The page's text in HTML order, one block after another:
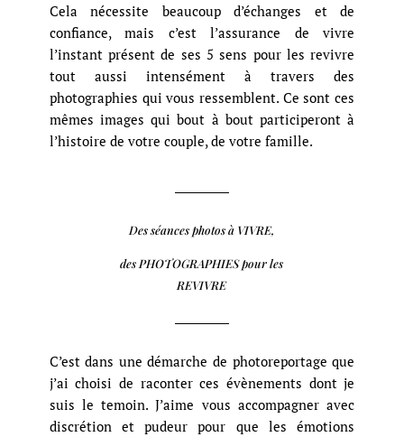
Cela nécessite beaucoup d’échanges et de
confiance, mais c’est l’assurance de vivre
l’instant présent de ses 5 sens pour les revivre
tout aussi intensément à travers des
photographies qui vous ressemblent. Ce sont ces
mêmes images qui bout à bout participeront à
l’histoire de votre couple, de votre famille.
Des séances photos à VIVRE,
des PHOTOGRAPHIES pour les
REVIVRE
C’est dans une démarche de photoreportage que
j’ai choisi de raconter ces évènements dont je
suis le temoin. J’aime vous accompagner avec
discrétion et pudeur pour que les émotions